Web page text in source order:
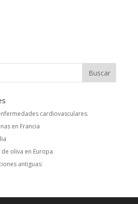
cardiovasculares.
en Francia
oliva en Europa
antiguas: